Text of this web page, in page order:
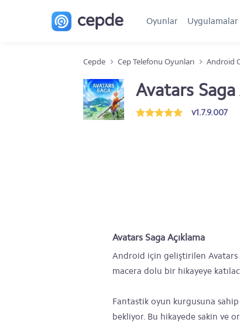
Oyunlar Uygulamalar
Cepde Cep Telefonu Oyunları Android
Avatars Saga
v1.7.9.007
Avatars Saga Açıklama
Android için geliştirilen Avatars
macera dolu bir hikayeye
Fantastik oyun kurgusuna
bekliyor. Bu hikayede sakin ve